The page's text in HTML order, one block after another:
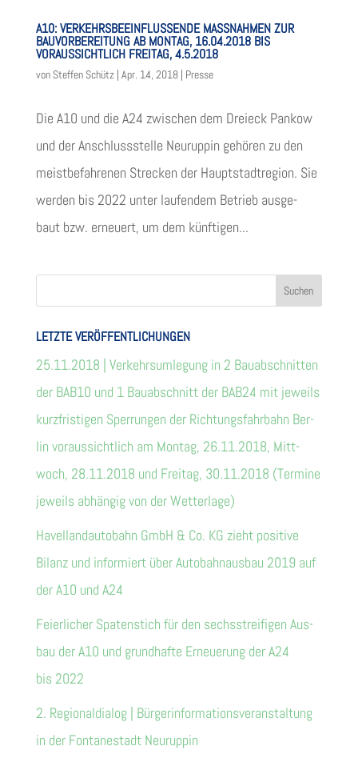
A10: VERKEHRSBEEINFLUSSENDE MASSNAHMEN ZUR
BAUVORBEREITUNG AB MONTAG, 16.04.2018 BIS
VORAUSSICHTLICH FREITAG, 4.5.2018
von Steffen Schütz| Apr. 14, 2018| Presse
Die A10 und die A24 zwi­schen dem Drei­eck Pan­kow
und der Anschluss­stelle Neu­rup­pin gehö­ren zu den
meist­be­fah­re­nen Stre­cken der Haupt­stadt­re­gion. Sie
wer­den bis 2022 unter lau­fen­dem Betrieb aus­ge­
baut bzw. erneu­ert, um dem künf­ti­gen...
LETZTE VER­ÖF­FENT­LI­CHUN­GEN
25.11.2018 | Ver­kehrs­um­le­gung in 2 Bau­ab­schnit­ten
der BAB10 und 1 Bau­ab­schnitt der BAB24 mit jeweils
kurz­fris­ti­gen Sper­run­gen der Rich­tungs­fahr­bahn Ber­
lin vor­aus­sicht­lich am Mon­tag, 26.11.2018, Mitt­
woch, 28.11.2018 und Frei­tag, 30.11.2018 (Ter­mine
jeweils abhän­gig von der Wetterlage)
Havel­land­au­to­bahn GmbH & Co. KG zieht posi­tive
Bilanz und infor­miert über Auto­bahn­aus­bau 2019 auf
der A10 und A24
Fei­er­li­cher Spa­ten­stich für den sechs­strei­fi­gen Aus­
bau der A10 und grund­hafte Erneue­rung der A24
bis 2022
2. Regio­nal­dia­log | Bür­ger­infor­ma­ti­ons­ver­an­stal­tung
in der Fon­ta­ne­stadt Neuruppin